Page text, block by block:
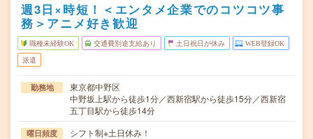
週3日×時短！＜エンタメ企業でのコツコツ事
務＞アニメ好き歓迎
職種未経験OK 交通費別途支給あり 土日祝日が休み WEB登録OK
派遣
勤務地
東京都中野区
中野坂上駅から徒歩1分／西新宿駅から徒歩15分／西新宿
五丁目駅から徒歩14分
曜日頻度 シフト制※土日休み！